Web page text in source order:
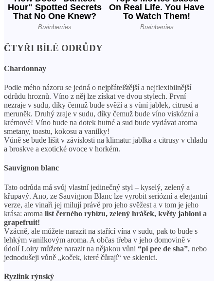
ČTYŘI BÍLÉ ODRŮDY
Chardonnay
Podle mého názoru se jedná o nejpřátelštější a nejflexibilnější
odrůdu hroznů. Víno z něj lze získat ve dvou stylech. První
nezraje v sudu, díky čemuž bude svěží a s vůní jablek, citrusů a
meruněk. Druhý zraje v sudu, díky čemuž bude víno viskózní a
krémové! Víno bude na dotek hutné a sud bude vydávat aroma
smetany, toastu, kokosu a vanilky!
Vůně se bude lišit v závislosti na klimatu: jablka a citrusy v chladu
a broskve a exotické ovoce v horkém.
Sauvignon blanc
Tato odrůda má svůj vlastní jedinečný styl – kyselý, zelený a
křupavý. Ano, ze Sauvignon Blanc lze vyrobit seriózní a elegantní
verze, ale vinaři jej milují právě pro jeho svěžest a v tom je jeho
krása: aroma list černého rybízu, zelený hrášek, květy jabloní a
grapefruit!
Vzácně, ale můžete narazit na stařící vína v sudu, pak to bude s
lehkým vanilkovým aroma. A občas třeba v jeho domovině v
údolí Loiry můžete narazit na nějakou vůni “pi pee de sha”, nebo
jednodušeji vůně „koček, které čůrají“ ve sklenici.
Ryzlink rýnský